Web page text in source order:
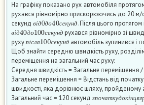
На графіку показано рух автомобіля
рухався рівномірно прискорюючись до 20
секунд
від0до40секунд
. Після цього
від40до100секунд
рухався рівномірно зі
руху
після100сек унд
автомобіль зупинився і
Щоб знайти середню швидкість руху,
переміщення на загальний час руху:
Середня швидкість = Загальне переміщення
Загальне переміщення = Відстань від
швидкості, яка дорівнює шляху, пройденому
Загальний час = 120 секунд
зпочаткудокінц